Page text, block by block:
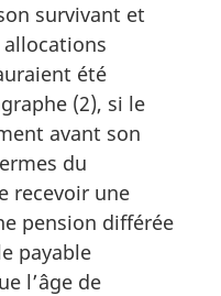
survivant et
été
(2), si le
avant son
du
recevoir une
pension différée
payable
l’âge de